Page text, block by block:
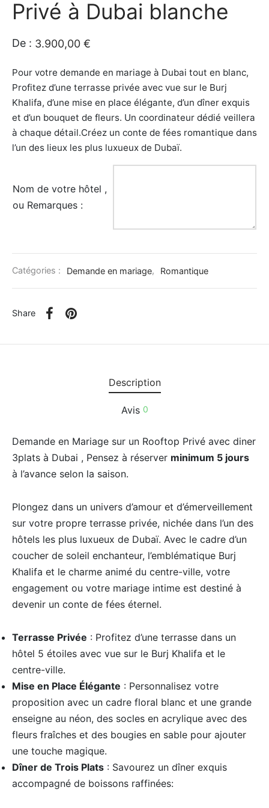
Privé à Dubai blanche
De : 3.900,00 €
Pour votre demande en mariage à Dubai tout en blanc,
Profitez d’une terrasse privée avec vue sur le Burj
Khalifa, d’une mise en place élégante, d’un dîner exquis
et d’un bouquet de fleurs. Un coordinateur dédié veillera
à chaque détail.Créez un conte de fées romantique dans
l’un des lieux les plus luxueux de Dubaï.
Nom de votre hôtel ,
ou Remarques :
Catégories : Demande en mariage, Romantique
Share
Description
Avis 0
Demande en Mariage sur un Rooftop Privé avec diner
3plats à Dubai , Pensez à réserver minimum 5 jours
à l’avance selon la saison.
Plongez dans un univers d’amour et d’émerveillement
sur votre propre terrasse privée, nichée dans l’un des
hôtels les plus luxueux de Dubaï. Avec le cadre d’un
coucher de soleil enchanteur, l’emblématique Burj
Khalifa et le charme animé du centre-ville, votre
engagement ou votre mariage intime est destiné à
devenir un conte de fées éternel.
Terrasse Privée : Profitez d’une terrasse dans un
hôtel 5 étoiles avec vue sur le Burj Khalifa et le
centre-ville.
Mise en Place Élégante : Personnalisez votre
proposition avec un cadre floral blanc et une grande
enseigne au néon, des socles en acrylique avec des
fleurs fraîches et des bougies en sable pour ajouter
une touche magique.
Dîner de Trois Plats : Savourez un dîner exquis
accompagné de boissons raffinées:
et Musées
et Cadeaux